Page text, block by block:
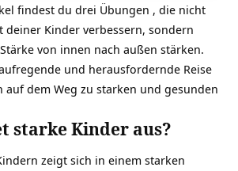
findest du drei Übungen , die nicht
deiner Kinder verbessern, sondern
von innen nach außen stärken.
und herausfordernde Reise
auf dem Weg zu starken und gesunden
starke Kinder aus?
zeigt sich in einem starken